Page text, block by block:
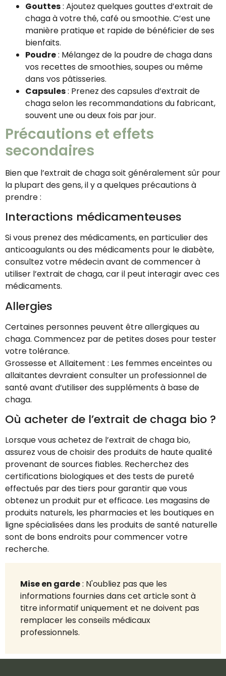
Gouttes: Ajoutez quelques gouttes d’extrait de
chaga à votre thé, café ou smoothie. C’est une
manière pratique et rapide de bénéficier de ses
bienfaits.
Poudre: Mélangez de la poudre de chaga dans
vos recettes de smoothies, soupes ou même
dans vos pâtisseries.
Capsules: Prenez des capsules d’extrait de
chaga selon les recommandations du fabricant,
souvent une ou deux fois par jour.
Précautions et effets
secondaires
Bien que l’extrait de chaga soit généralement sûr pour
la plupart des gens, il y a quelques précautions à
prendre :
Interactions médicamenteuses
Si vous prenez des médicaments, en particulier des
anticoagulants ou des médicaments pour le diabète,
consultez votre médecin avant de commencer à
utiliser l’extrait de chaga, car il peut interagir avec ces
médicaments.
Allergies
Certaines personnes peuvent être allergiques au
chaga. Commencez par de petites doses pour tester
votre tolérance.
Grossesse et Allaitement : Les femmes enceintes ou
allaitantes devraient consulter un professionnel de
santé avant d’utiliser des suppléments à base de
chaga.
Où acheter de l’extrait de chaga bio ?
Lorsque vous achetez de l’extrait de chaga bio,
assurez vous de choisir des produits de haute qualité
provenant de sources fiables. Recherchez des
certifications biologiques et des tests de pureté
effectués par des tiers pour garantir que vous
obtenez un produit pur et efficace. Les magasins de
produits naturels, les pharmacies et les boutiques en
ligne spécialisées dans les produits de santé naturelle
sont de bons endroits pour commencer votre
recherche.
Mise en garde: N'oubliez pas que les
informations fournies dans cet article sont à
titre informatif uniquement et ne doivent pas
remplacer les conseils médicaux
professionnels.